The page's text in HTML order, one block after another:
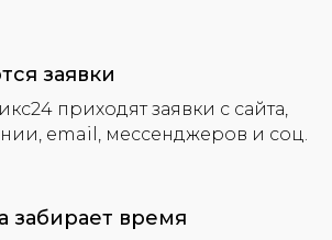
заявки
приходят заявки с сайта,
email, мессенджеров и соц.
забирает время